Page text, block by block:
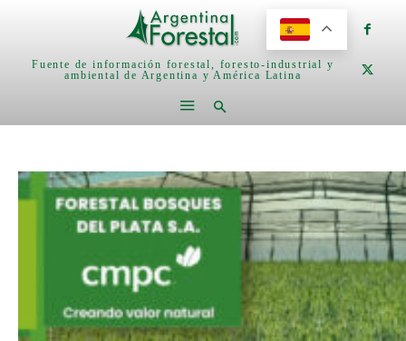
Fuente de información forestal, foresto-industrial y
ambiental de Argentina y América Latina